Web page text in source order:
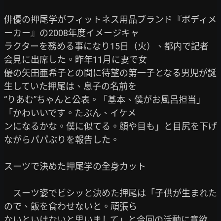
俳優の押尾学がフィットネス用品ブランド『ボディメ
ーカー』の2008年度イメージキャ
ラクターを務める事になり15日（火）、都内で記者
会見に出席した。昨年11月に妻で女
優の矢田亜希子との間に待望の第一子となる男児が誕
生していた押尾は、息子の名前を
“りあむ”ちゃんと公表。「基本、僕がお風呂担当」
「かわいいです。たぶん、イケメ
ンになるかな。僕に似てる。顔や目も」と目尻を下げ
ながらパパぶりを報告した。
スーツで決めた押尾学の全身カット
スーツ姿でビシッと決めた押尾は「子供が生まれた
ので、飯を食わせないと。頑張ら